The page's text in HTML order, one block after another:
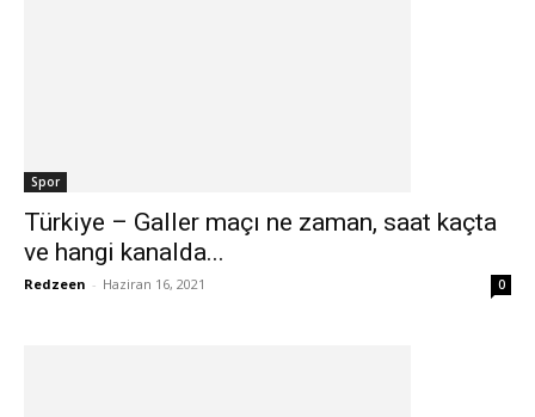
Spor
Türkiye – Galler maçı ne zaman, saat kaçta
ve hangi kanalda...
Redzeen - Haziran 16, 2021 0